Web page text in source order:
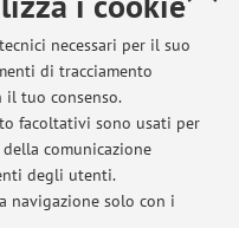
necessari per il suo
di tracciamento
tuo consenso.
facoltativi sono usati per
comunicazione
degli utenti.
navigazione solo con i
convergence of Chinese
54, pp. 1655 - 1667
il 2004